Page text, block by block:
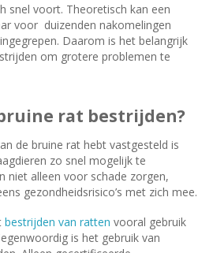
snel voort. Theoretisch kan een
voor duizenden nakomelingen
Daarom is het belangrijk
om grotere problemen te
rat bestrijden?
de bruine rat hebt vastgesteld is
zo snel mogelijk te
niet alleen voor schade zorgen,
gezondheidsrisico’s met zich mee.
bestrijden van ratten vooral gebruik
is het gebruik van